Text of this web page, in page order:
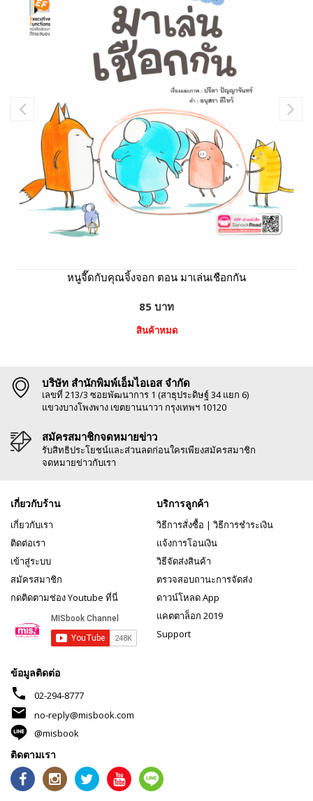
หนูจี๊ดกับคุณจิ้งจอก ตอน มาเล่นเชือกกัน
85 บาท
สินค้าหมด
บริษัท สำนักพิมพ์เอ็มไอเอส จำกัด
เลขที่ 213/3 ซอยพัฒนาการ 1 (สาธุประดิษฐ์ 34 แยก 6)
แขวงบางโพงพาง เขตยานนาวา กรุงเทพฯ 10120
สมัครสมาชิกจดหมายข่าว
รับสิทธิประโยชน์และส่วนลดก่อนใครเพียงสมัครสมาชิก
จดหมายข่าวกับเรา
เกี่ยวกับร้าน
เกี่ยวกับเรา
ติดต่อเรา
เข้าสู่ระบบ
สมัครสมาชิก
กดติดตามช่อง Youtube ที่นี่
บริการลูกค้า
วิธีการสั่งซื้อ | วิธีการชำระเงิน
แจ้งการโอนเงิน
วิธีจัดส่งสินค้า
ตรวจสอบถานะการจัดส่ง
ดาวน์โหลด App
แคตตาล็อก 2019
Support
ข้อมูลติดต่อ
phone 02-294-8777
mail
no-reply@misbook.com
@misbook
ติดตามเรา